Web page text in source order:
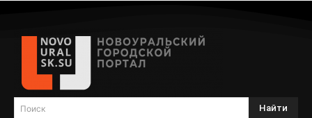
Поиск Найти